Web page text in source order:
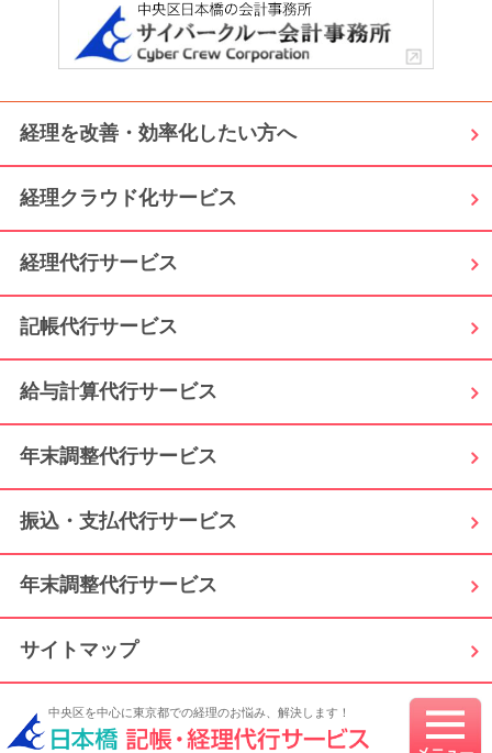
経理を改善・効率化したい方へ
経理クラウド化サービス
経理代行サービス
記帳代行サービス
給与計算代行サービス
年末調整代行サービス
振込・支払代行サービス
年末調整代行サービス
サイトマップ
中央区を中心に東京都での経理のお悩み、解決します！